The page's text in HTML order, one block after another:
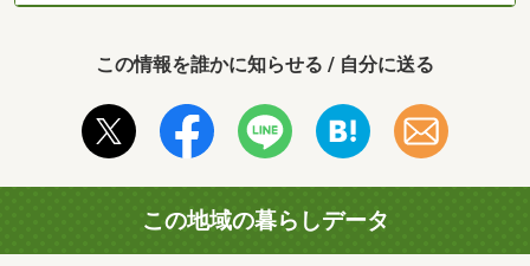
この情報を誰かに知らせる / 自分に送る
この地域の暮らしデータ